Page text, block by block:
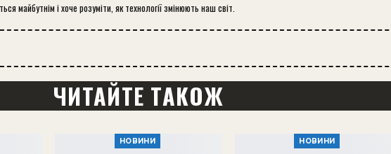
майбутнім і хоче розуміти, як технології змінюють наш світ.
ЧИТАЙТЕ ТАКОЖ
НОВИНИ НОВИНИ